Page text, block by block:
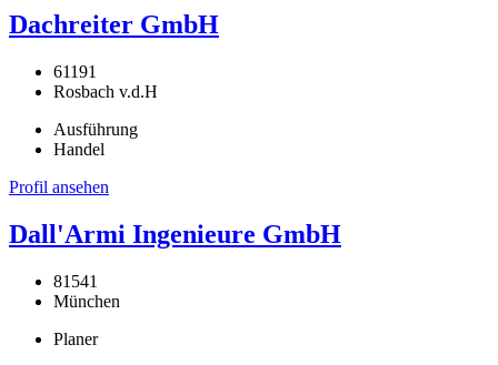
Dachreiter GmbH
61191
Rosbach v.d.H
Ausführung
Handel
Profil ansehen
Dall'Armi Ingenieure GmbH
81541
München
Planer